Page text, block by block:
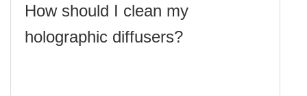
How should I clean my
holographic diffusers?